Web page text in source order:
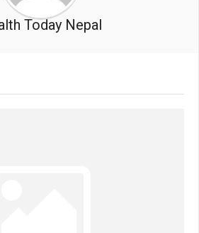
Today Nepal